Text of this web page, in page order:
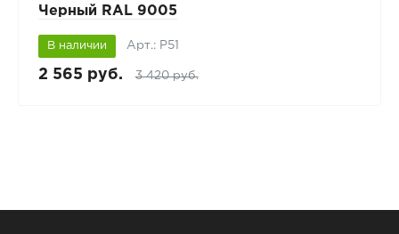
Черный RAL 9005
В наличии Арт.: P51
2 565 руб. 3 420 руб.